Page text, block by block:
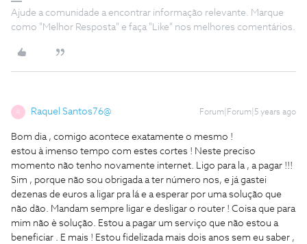
Ajude a comunidade a encontrar informação relevante. Marque
como "Melhor Resposta" e faça "Like" nos melhores comentários.
R Raquel Santos76@ Forum|Forum|5 years ago
Bom dia , comigo acontece exatamente o mesmo !
estou à imenso tempo com estes cortes ! Neste preciso
momento não tenho novamente internet. Ligo para la , a pagar !!!
Sim , porque não sou obrigada a ter número nos, e já gastei
dezenas de euros a ligar pra lá e a esperar por uma solução que
não dão. Mandam sempre ligar e desligar o router ! Coisa que para
mim não è solução. Estou a pagar um serviço que não estou a
beneficiar . E mais ! Estou fidelizada mais dois anos sem eu saber ,